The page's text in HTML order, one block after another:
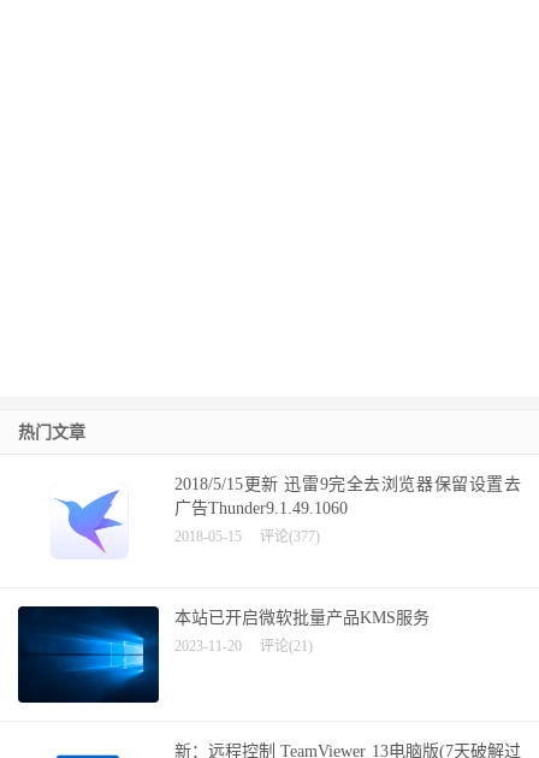
热门文章
2018/5/15更新 迅雷9完全去浏览器保留设置去
广告Thunder9.1.49.1060
2018-05-15 评论(377)
本站已开启微软批量产品KMS服务
2023-11-20 评论(21)
新：远程控制 TeamViewer 13电脑版(7天破解过